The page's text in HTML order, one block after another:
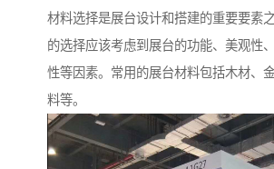
材料选择是展台设计和搭建的重要要素
的选择应该考虑到展台的功能、美观性
性等因素。常用的展台材料包括木材、
料等。